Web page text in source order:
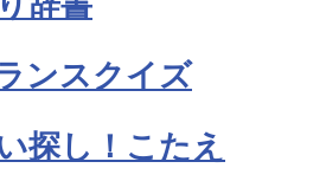
ンスクイズ
探し！こたえ